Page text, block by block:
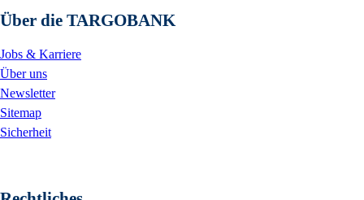
Über die TARGOBANK
Jobs & Karriere
Über uns
Newsletter
Sitemap
Sicherheit